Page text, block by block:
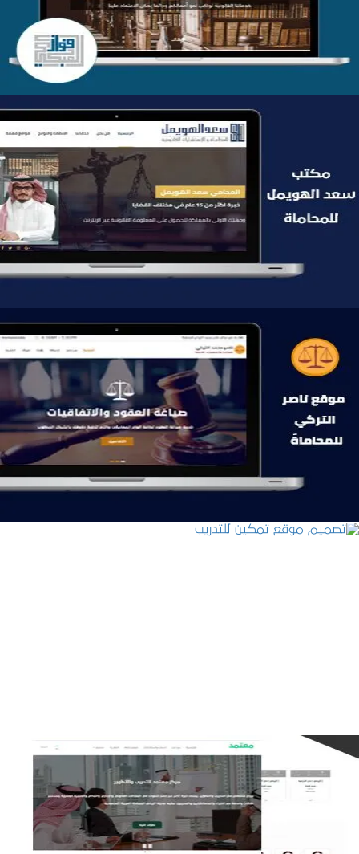
التفاصيل
موقع سعد الهويمل للمحاماة
التفاصيل
موقع ناصر التركي للمحاماة
التفاصيل
تصميم منصة معتمد للتدريب